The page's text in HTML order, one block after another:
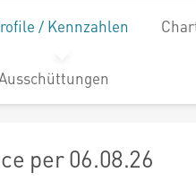
/ Kennzahlen
per 06.08.26